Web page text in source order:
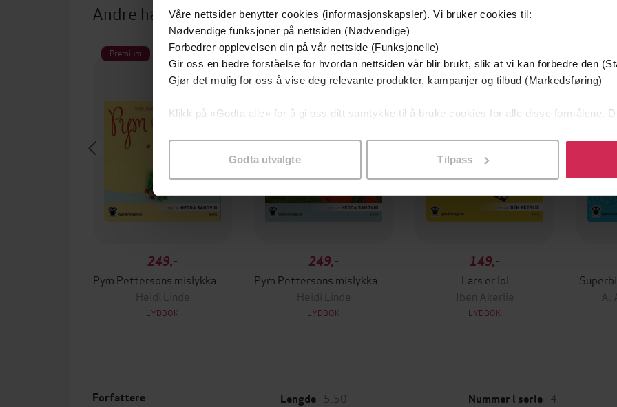
Våre nettsider benytter cookies (informasjonskapsler). Vi bruker cookies til:
Nødvendige funksjoner på nettsiden (Nødvendige)
Forbedrer opplevelsen din på vår nettside (Funksjonelle)
Gir oss en bedre forståelse for hvordan nettsiden vår blir brukt, slik at vi kan forbedre den
Gjør det mulig for oss å vise deg relevante produkter, kampanjer og tilbud (Markedsføring)
Klikk på «Godta alle» for å gi oss ditt samtykke til å bruke cookies for alle disse formålene.
samtykke til spesifikke formål ved å klikke på «Tilpass». Du kan når som helst trekke
Godta utvalgte Tilpass
Andre har også kjøpt
Premium
249,-
Heidi Linde
LYDBOK
Premium
249,-
Heidi Linde
LYDBOK
Boka bak filmen
149,-
Lars er lol
Iben Akerlie
LYDBOK
A.
Forfattere Lengde 5:50 Nummer i serie 4